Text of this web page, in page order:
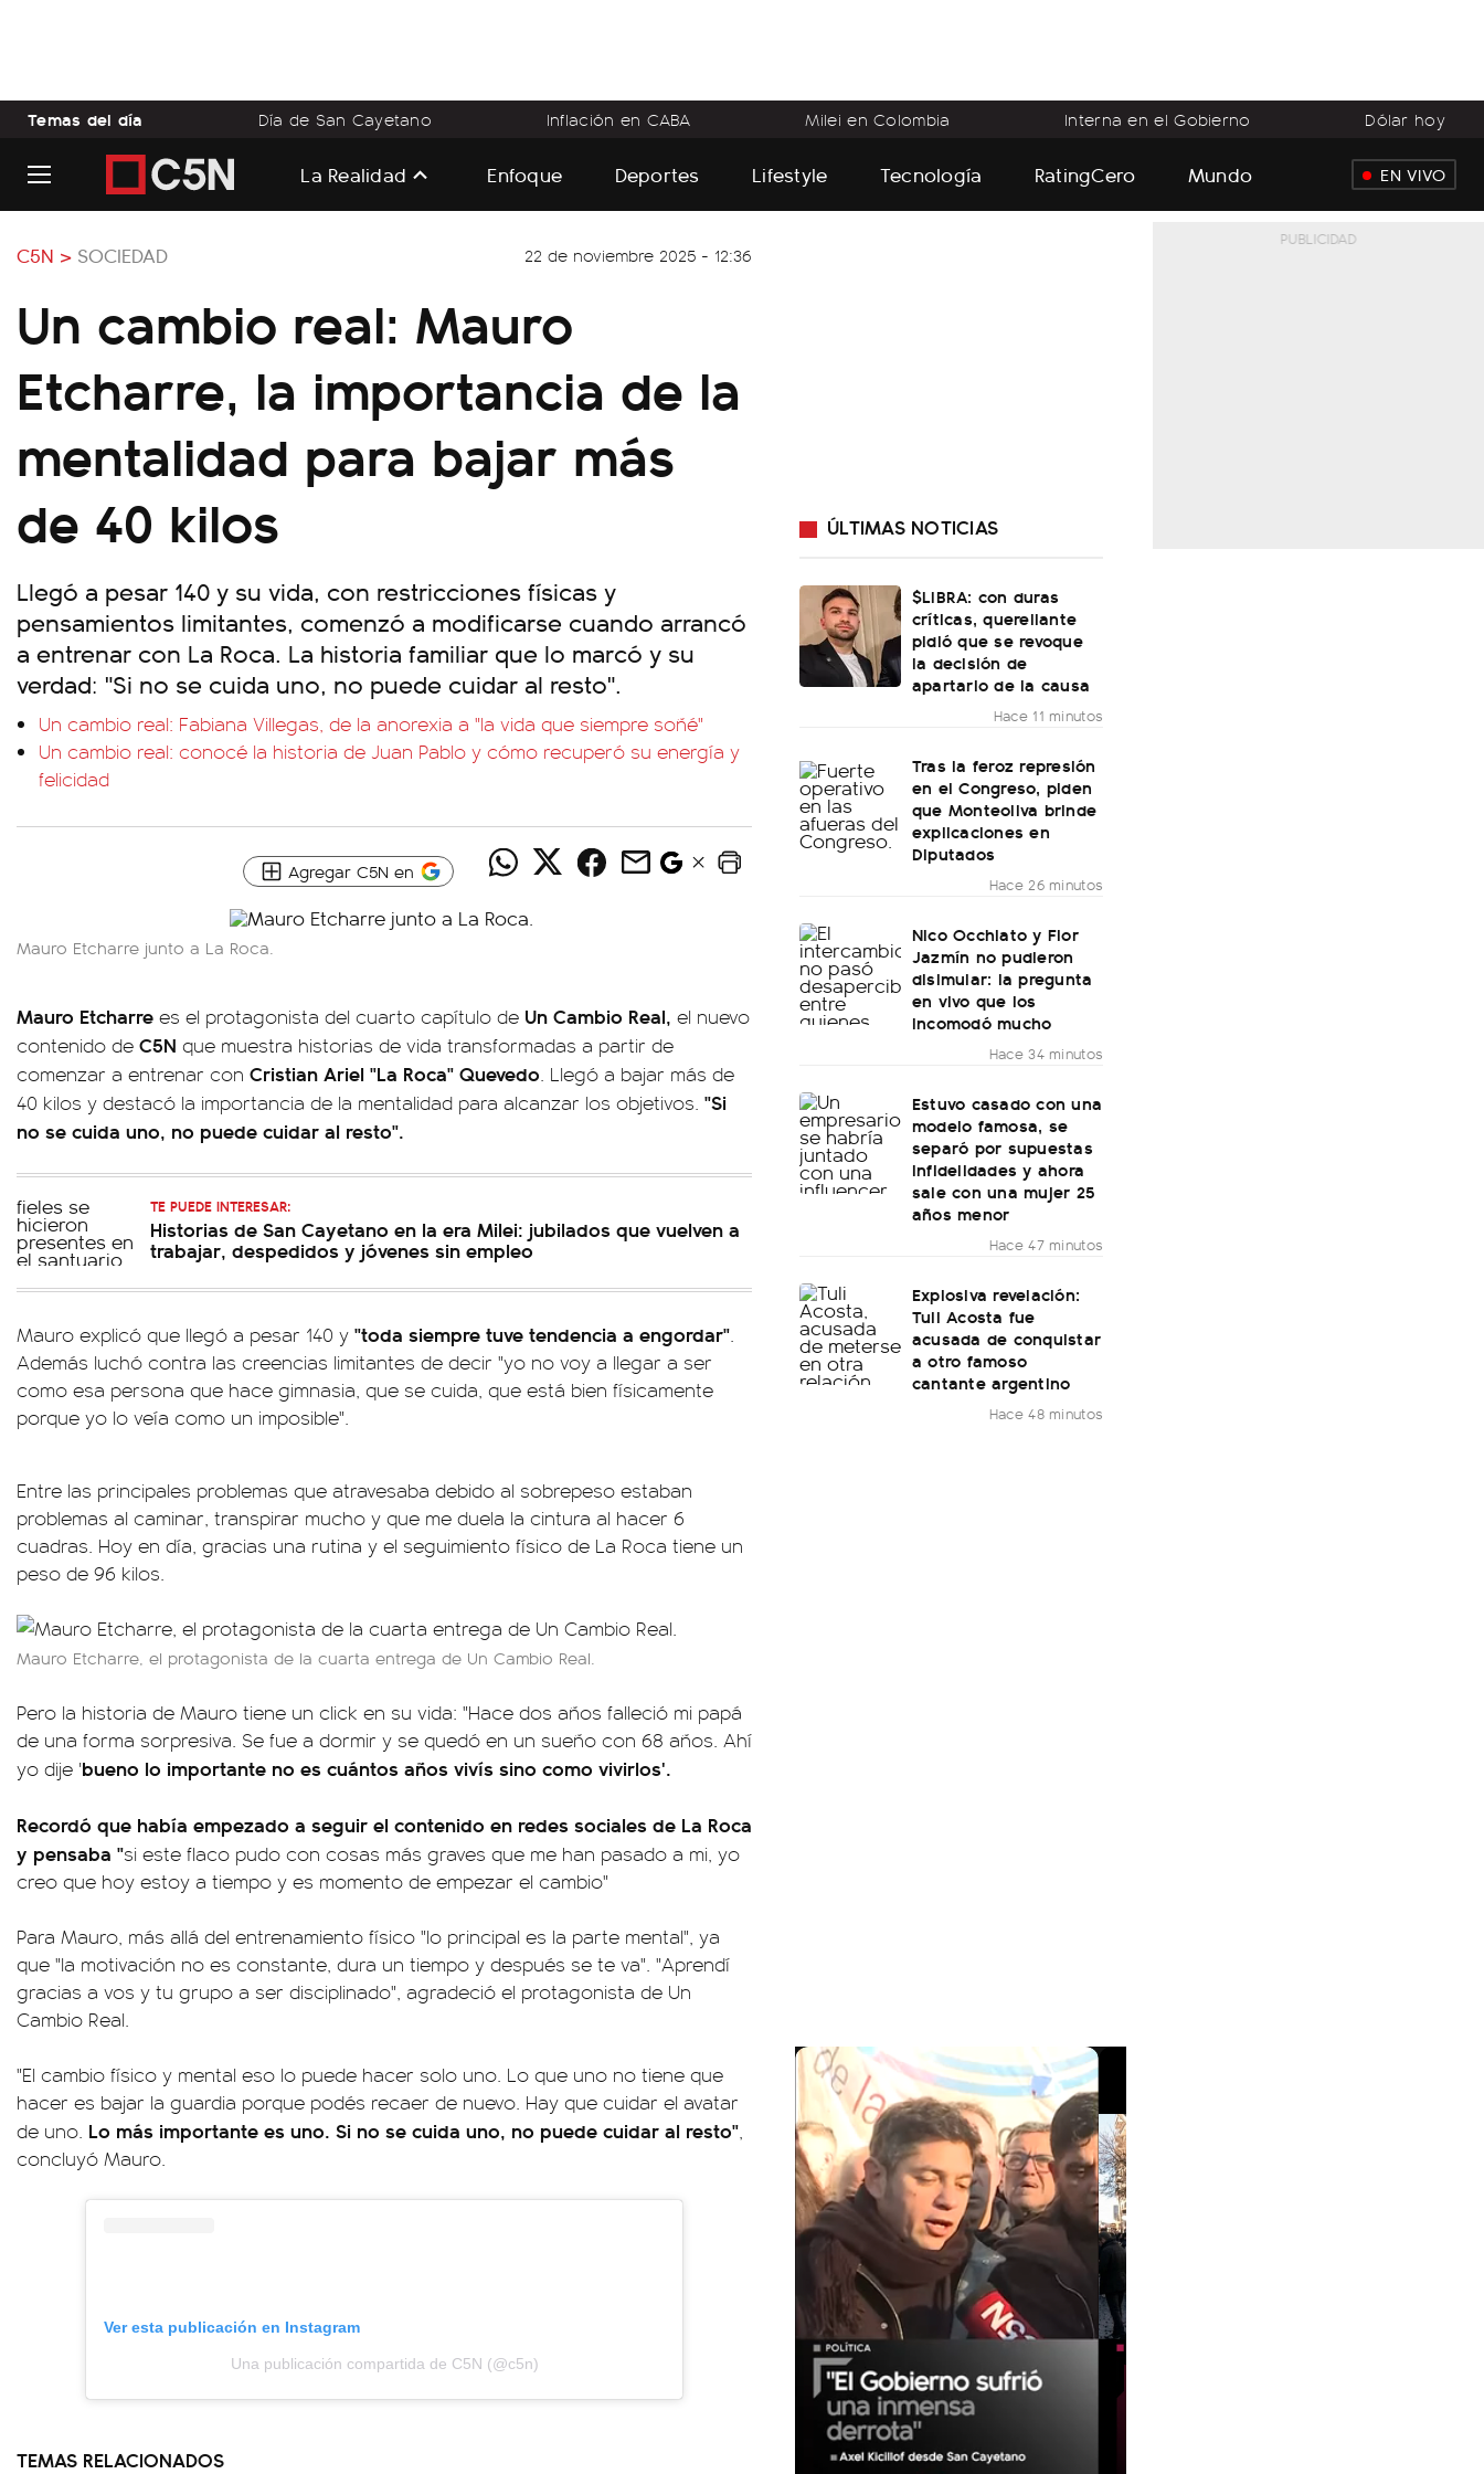
Temas del día Día de San Cayetano Inflación en CABA Milei en Colombia Interna en el Gobierno Dólar hoy
La Realidad Enfoque Deportes Lifestyle Tecnología RatingCero Mundo EN VIVO
C5N > SOCIEDAD 22 de noviembre 2025 - 12:36
Un cambio real: Mauro
Etcharre, la importancia de la
mentalidad para bajar más
de 40 kilos
Llegó a pesar 140 y su vida, con restricciones físicas y
pensamientos limitantes, comenzó a modificarse cuando arrancó
a entrenar con La Roca. La historia familiar que lo marcó y su
verdad: "Si no se cuida uno, no puede cuidar al resto".
Un cambio real: Fabiana Villegas, de la anorexia a "la vida que siempre soñé"
Un cambio real: conocé la historia de Juan Pablo y cómo recuperó su energía y
felicidad
Agregar C5N en
Mauro Etcharre junto a La Roca.
Mauro Etcharre es el protagonista del cuarto capítulo de Un Cambio Real, el nuevo
contenido de C5N que muestra historias de vida transformadas a partir de
comenzar a entrenar con Cristian Ariel "La Roca" Quevedo. Llegó a bajar más de
40 kilos y destacó la importancia de la mentalidad para alcanzar los objetivos. "Si
no se cuida uno, no puede cuidar al resto".
TE PUEDE INTERESAR:
Historias de San Cayetano en la era Milei: jubilados que vuelven a
trabajar, despedidos y jóvenes sin empleo
Mauro explicó que llegó a pesar 140 y "toda siempre tuve tendencia a engordar".
Además luchó contra las creencias limitantes de decir "yo no voy a llegar a ser
como esa persona que hace gimnasia, que se cuida, que está bien físicamente
porque yo lo veía como un imposible".
Entre las principales problemas que atravesaba debido al sobrepeso estaban
problemas al caminar, transpirar mucho y que me duela la cintura al hacer 6
cuadras. Hoy en día, gracias una rutina y el seguimiento físico de La Roca tiene un
peso de 96 kilos.
Mauro Etcharre, el protagonista de la cuarta entrega de Un Cambio Real.
Pero la historia de Mauro tiene un click en su vida: "Hace dos años falleció mi papá
de una forma sorpresiva. Se fue a dormir y se quedó en un sueño con 68 años. Ahí
yo dije 'bueno lo importante no es cuántos años vivís sino como vivirlos'.
Recordó que había empezado a seguir el contenido en redes sociales de La Roca
y pensaba "si este flaco pudo con cosas más graves que me han pasado a mi, yo
creo que hoy estoy a tiempo y es momento de empezar el cambio"
Para Mauro, más allá del entrenamiento físico "lo principal es la parte mental", ya
que "la motivación no es constante, dura un tiempo y después se te va". "Aprendí
gracias a vos y tu grupo a ser disciplinado", agradeció el protagonista de Un
Cambio Real.
"El cambio físico y mental eso lo puede hacer solo uno. Lo que uno no tiene que
hacer es bajar la guardia porque podés recaer de nuevo. Hay que cuidar el avatar
de uno. Lo más importante es uno. Si no se cuida uno, no puede cuidar al resto",
concluyó Mauro.
Ver esta publicación en Instagram
Una publicación compartida de C5N (@c5n)
TEMAS RELACIONADOS
ÚLTIMAS NOTICIAS
$LIBRA: con duras
críticas, querellante
pidió que se revoque
la decisión de
apartarlo de la causa
Hace 11 minutos
Tras la feroz represión
en el Congreso, piden
que Monteoliva brinde
explicaciones en
Diputados
Hace 26 minutos
Nico Occhiato y Flor
Jazmín no pudieron
disimular: la pregunta
en vivo que los
incomodó mucho
Hace 34 minutos
Estuvo casado con una
modelo famosa, se
separó por supuestas
infidelidades y ahora
sale con una mujer 25
años menor
Hace 47 minutos
Explosiva revelación:
Tuli Acosta fue
acusada de conquistar
a otro famoso
cantante argentino
Hace 48 minutos